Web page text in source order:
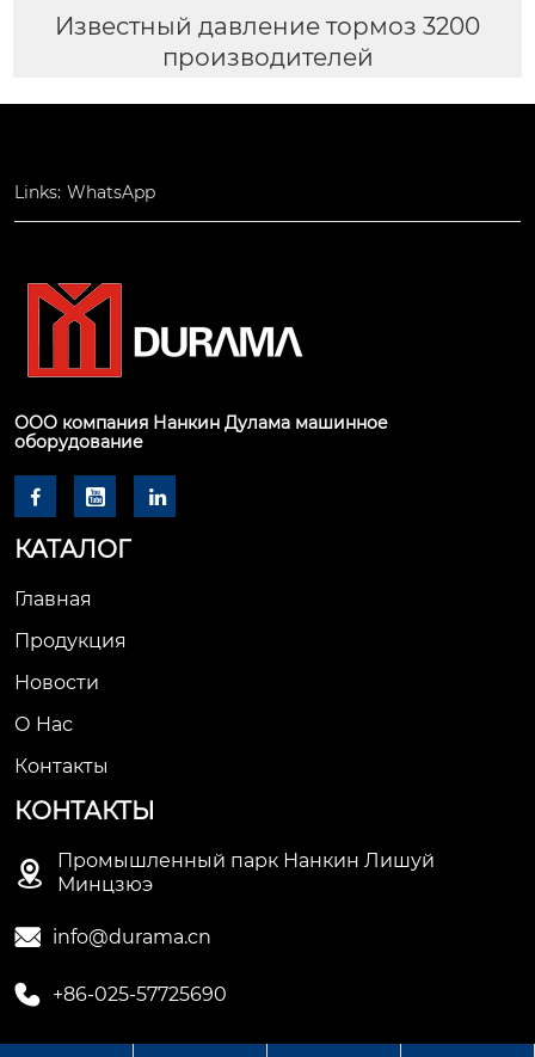
Известный давление тормоз 3200
производителей
Links: WhatsApp
ООО компания Нанкин Дулама машинное
оборудование
  
КАТАЛОГ
Главная
Продукция
Новости
О Hас
Контакты
КОНТАКТЫ

Промышленный парк Нанкин Лишуй
Минцзюэ
 info@durama.cn
 +86-025-57725690